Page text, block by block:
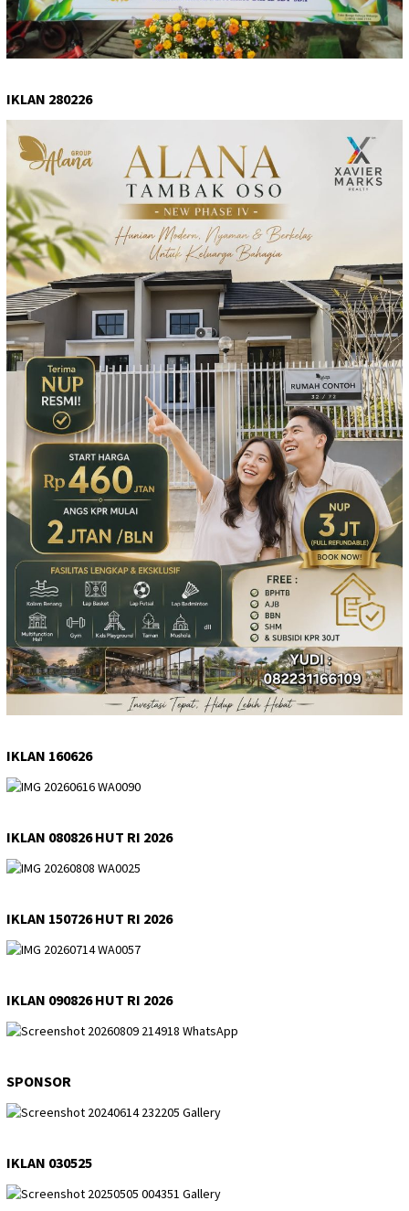
IKLAN 280226
IKLAN 160626
IKLAN 080826 HUT RI 2026
IKLAN 150726 HUT RI 2026
IKLAN 090826 HUT RI 2026
SPONSOR
IKLAN 030525